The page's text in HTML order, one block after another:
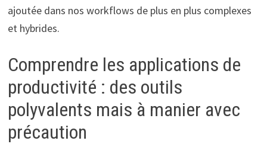
ajoutée dans nos workflows de plus en plus complexes
et hybrides.
Comprendre les applications de
productivité : des outils
polyvalents mais à manier avec
précaution